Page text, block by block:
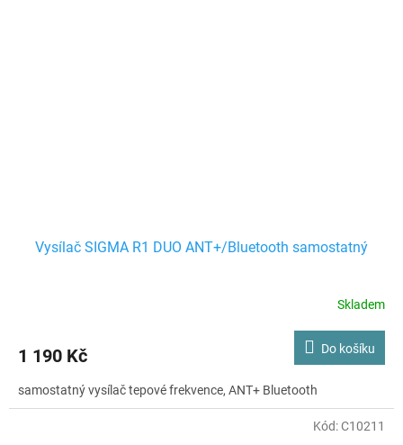
Vysílač SIGMA R1 DUO ANT+/Bluetooth samostatný
Skladem
1 190 Kč Do košíku
samostatný vysílač tepové frekvence, ANT+ Bluetooth
Kód:C10211